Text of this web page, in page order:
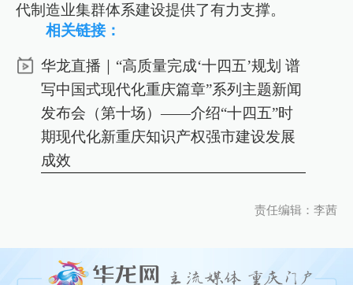
代制造业集群体系建设提供了有力支撑。
相关链接：
华龙直播｜“高质量完成‘十四五’规划 谱
写中国式现代化重庆篇章”系列主题新闻
发布会（第十场）——介绍“十四五”时
期现代化新重庆知识产权强市建设发展
成效
责任编辑：李茜